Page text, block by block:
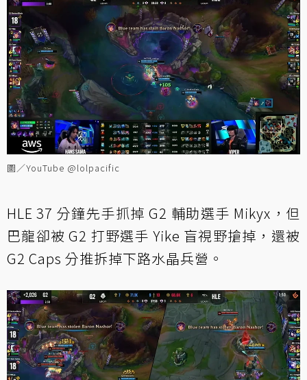
圖／YouTube @lolpacific
HLE 37 分鐘先手抓掉 G2 輔助選手 Mikyx，但
巴龍卻被 G2 打野選手 Yike 盲視野搶掉，還被
G2 Caps 分推拆掉下路水晶兵營。